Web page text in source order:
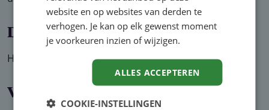
Doelgroep
HRM-professionals en HR-medewerkers
Vragen?
website en op websites van derden te
verhogen. Je kan op elk gewenst moment
je voorkeuren inzien of wijzigen.
ALLES ACCEPTEREN
COOKIE-INSTELLINGEN